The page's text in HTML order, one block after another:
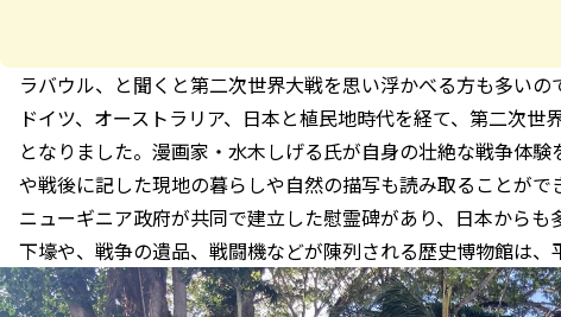
ラバウル、と聞くと第二次世界大戦を思い浮かべる方も多いの
ドイツ、オーストラリア、日本と植民地時代を経て、第二次
となりました。漫画家・水木しげる氏が自身の壮絶な戦争体
や戦後に記した現地の暮らしや自然の描写も読み取ることが
ニューギニア政府が共同で建立した慰霊碑があり、日本から
下壕や、戦争の遺品、戦闘機などが陳列される歴史博物館は、